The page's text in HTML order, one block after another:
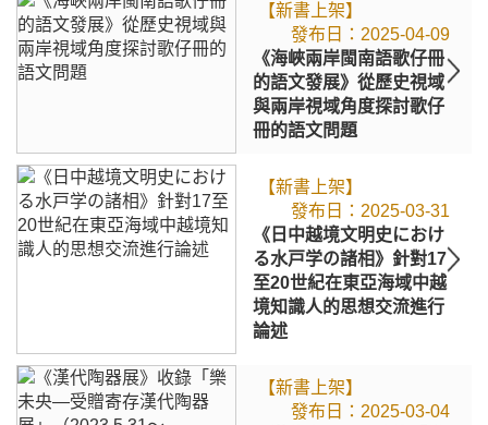
【新書上架】
2025-04-09
《海峽兩岸閩南語歌仔冊
的語文發展》從歷史視域
與兩岸視域角度探討歌仔
冊的語文問題
【新書上架】
2025-03-31
《日中越境文明史におけ
る水戸学の諸相》針對17
至20世紀在東亞海域中越
境知識人的思想交流進行
論述
【新書上架】
2025-03-04